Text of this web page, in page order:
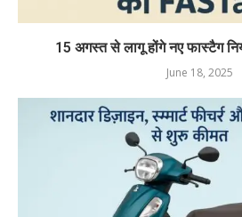
15 अगस्त से लागू होंगे नए फास्टैग
June 18, 2025